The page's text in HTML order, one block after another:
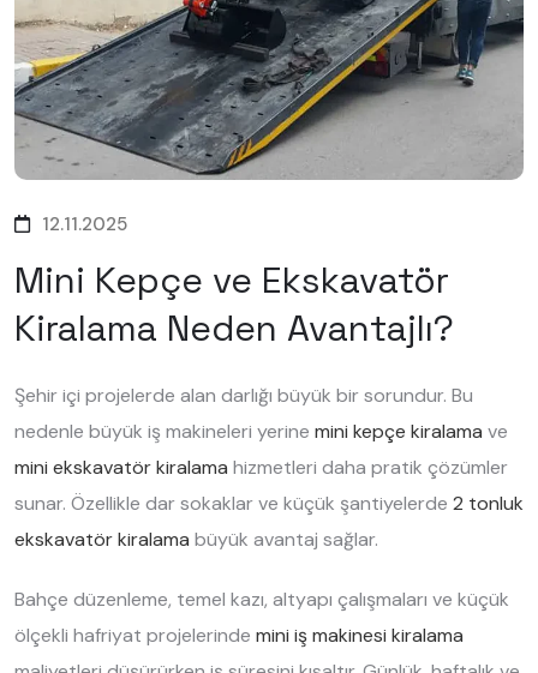
12.11.2025
Mini Kepçe ve Ekskavatör
Kiralama Neden Avantajlı?
Şehir içi projelerde alan darlığı büyük bir sorundur. Bu
nedenle büyük iş makineleri yerine mini kepçe kiralama ve
mini ekskavatör kiralama hizmetleri daha pratik çözümler
sunar. Özellikle dar sokaklar ve küçük şantiyelerde 2 tonluk
ekskavatör kiralama büyük avantaj sağlar.
Bahçe düzenleme, temel kazı, altyapı çalışmaları ve küçük
ölçekli hafriyat projelerinde mini iş makinesi kiralama